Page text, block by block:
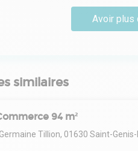
étroit avec les collectivités,
étape pour proposer des
CARRE PRO Immobilier
Avoir plus
similaires
94 m²
Tillion, 01630 Saint-Genis-